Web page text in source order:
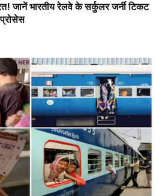
जानें भारतीय रेलवे के सर्कुलर जर्नी टिकट